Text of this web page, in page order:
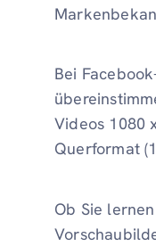
Bei
Videos 1080
Querformat
Ob Sie